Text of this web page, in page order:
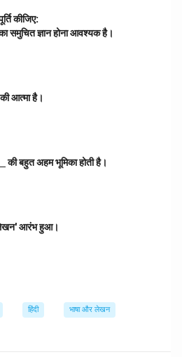
कीजिए:
समुचित ज्ञान होना आवश्यक है।
आत्मा है।
की बहुत अहम भूमिका होती है।
लेखन' आरंभ हुआ।
हिंदी भाषा और लेखन